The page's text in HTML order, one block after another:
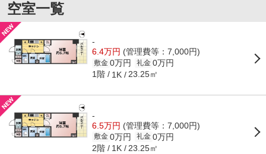
空室一覧
-
6.4万円 (管理費等：7,000円)
敷金 0万円 礼金 0万円
1階 1K 23.25㎡
-
6.5万円 (管理費等：7,000円)
敷金 0万円 礼金 0万円
2階 1K 23.25㎡